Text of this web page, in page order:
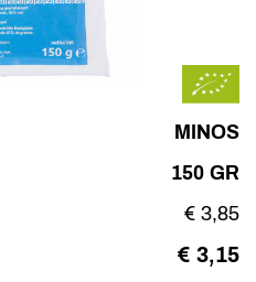
MINOS
150 GR
€ 3,85
€ 3,15